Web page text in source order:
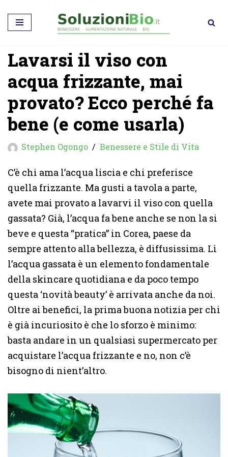
Vai
contenuto
Lavarsi il viso con
acqua frizzante, mai
provato? Ecco perché fa
bene (e come usarla)
Stephen Ogongo Benessere e Stile di Vita
C’è chi ama l’acqua liscia e chi preferisce
quella frizzante. Ma gusti a tavola a parte,
avete mai provato a lavarvi il viso con quella
gassata? Già, l’acqua fa bene anche se non la si
beve e questa “pratica” in Corea, paese da
sempre attento alla bellezza, è diffusissima. Lì
l’acqua gassata è un elemento fondamentale
della skincare quotidiana e da poco tempo
questa ‘novità beauty’ è arrivata anche da noi.
Oltre ai benefici, la prima buona notizia per chi
è già incuriosito è che lo sforzo è minimo:
basta andare in un qualsiasi supermercato per
acquistare l’acqua frizzante e no, non c’è
bisogno di nient’altro.